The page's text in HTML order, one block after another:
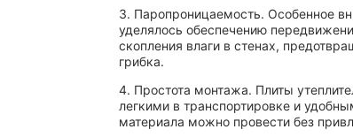
3. Паропроницаемость. Особенное
уделялось обеспечению
скопления влаги в стенах,
грибка.
4. Простота монтажа. Плиты
легкими в транспортировке и
материала можно провести без